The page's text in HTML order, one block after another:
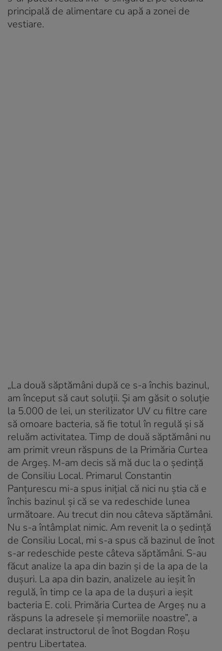
principală de alimentare cu apă a zonei de
vestiare.
„La două săptămâni după ce s-a închis bazinul,
am început să caut soluții. Și am găsit o soluție
la 5.000 de lei, un sterilizator UV cu filtre care
să omoare bacteria, să fie totul în regulă și să
reluăm activitatea. Timp de două săptămâni nu
am primit vreun răspuns de la Primăria Curtea
de Argeș. M-am decis să mă duc la o ședință
de Consiliu Local. Primarul Constantin
Panțurescu mi-a spus inițial că nici nu știa că e
închis bazinul și că se va redeschide lunea
următoare. Au trecut din nou câteva săptămâni.
Nu s-a întâmplat nimic. Am revenit la o ședință
de Consiliu Local, mi s-a spus că bazinul de înot
s-ar redeschide peste câteva săptămâni. S-au
făcut analize la apa din bazin și de la apa de la
dușuri. La apa din bazin, analizele au ieșit în
regulă, în timp ce la apa de la dușuri a ieșit
bacteria E. coli. Primăria Curtea de Argeș nu a
răspuns la adresele și memoriile noastre”, a
declarat instructorul de înot Bogdan Roșu
pentru Libertatea.